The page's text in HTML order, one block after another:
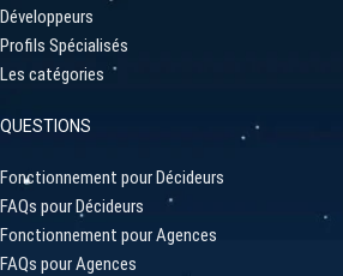
Développeurs
Profils Spécialisés
Les catégories
QUESTIONS
Fonctionnement pour Décideurs
FAQs pour Décideurs
Fonctionnement pour Agences
FAQs pour Agences